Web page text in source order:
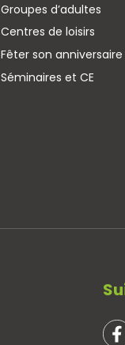
Groupes d’adultes
Centres de loisirs
Fêter son anniversaire
Séminaires et CE